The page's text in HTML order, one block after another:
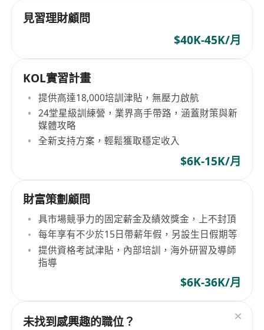
見習理財顧問
$40K-45K/月
KOL實習計畫
提供高達18,000培訓津貼，無壓力啟航
24堂星級訓練營，業界高手帶路，涵蓋財策與新
媒體攻略
全新支持方案，輕鬆獲取穩定收入
$6K-15K/月
財富策劃顧問
具市場競爭力的固定薪金及績效獎金，上不封頂
每年享有不少於15日帶薪年假，另設生日假期等
提供資格考試津貼，內部培訓，海外研習及導師
指導
$6K-36K/月
未找到感興趣的職位？